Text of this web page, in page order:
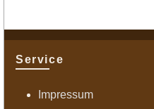
Service
Impressum